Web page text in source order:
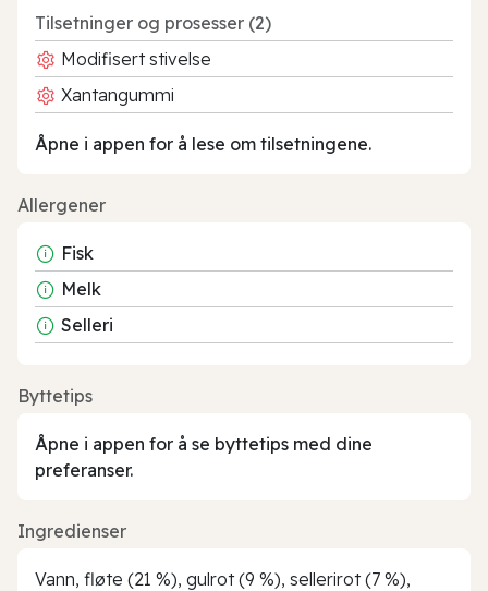
Tilsetninger og prosesser (2)
Modifisert stivelse
Xantangummi
Åpne i appen for å lese om tilsetningene.
Allergener
Fisk
Melk
Selleri
Byttetips
Åpne i appen for å se byttetips med dine
preferanser.
Ingredienser
Vann, fløte (21 %), gulrot (9 %), sellerirot (7 %),